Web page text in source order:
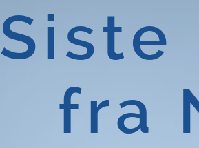
Siste
fra